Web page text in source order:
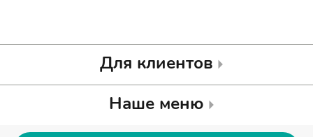
Для клиентов
Наше меню